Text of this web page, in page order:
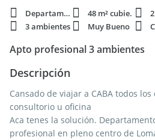
Departamento 48 m² cubie.
3 ambientes
Muy Bueno
Apto profesional 3 ambientes
Descripción
Cansado de viajar a CABA todos
consultorio u oficina
Aca tenes la solución.
profesional en pleno centro de